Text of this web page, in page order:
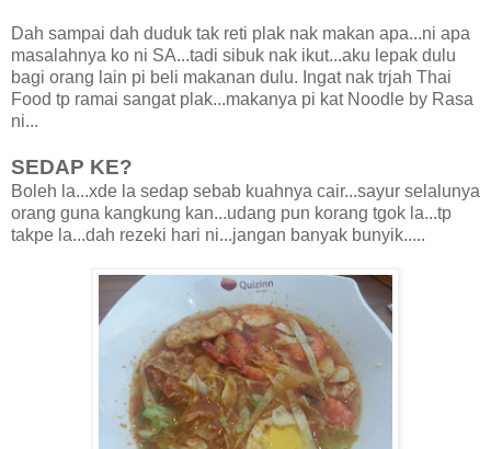
Dah sampai dah duduk tak reti plak nak makan apa...ni apa
masalahnya ko ni SA...tadi sibuk nak ikut...aku lepak dulu
bagi orang lain pi beli makanan dulu. Ingat nak trjah Thai
Food tp ramai sangat plak...makanya pi kat Noodle by Rasa
ni...
SEDAP KE?
Boleh la...xde la sedap sebab kuahnya cair...sayur selalunya
orang guna kangkung kan...udang pun korang tgok la...tp
takpe la...dah rezeki hari ni...jangan banyak bunyik.....